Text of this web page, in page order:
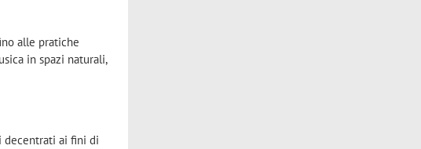
alle pratiche
in spazi naturali,
decentrati ai fini di